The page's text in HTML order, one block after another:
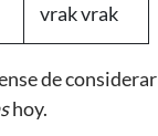
vrak vrak
de considerar
hoy.